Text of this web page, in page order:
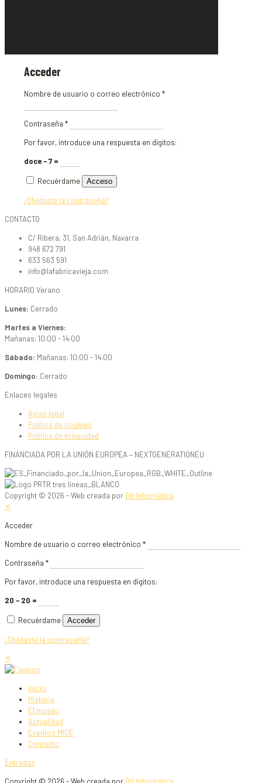
Acceder
Nombre de usuario o correo electrónico *Obligatorio
Contraseña *Obligatorio
Por favor, introduce una respuesta en dígitos:
doce − 7 =
Recuérdame Acceso
¿Olvidaste la contraseña?
CONTACTO
C/ Ribera, 31, San Adrián, Navarra
948 672 791
633 563 591
info@lafabricavieja.com
HORARIO Verano
Lunes: Cerrado
Martes a Viernes:
Mañanas: 10:00 - 14:00
Sábado: Mañanas: 10:00 - 14:00
Domingo: Cerrado
Enlaces legales
Aviso legal
Política de cookies
Política de privacidad
FINANCIADA POR LA UNIÓN EUROPEA – NEXTGENERATIONEU
Copyright © 2026 - Web creada por Bit Informática
✕
Acceder
Nombre de usuario o correo electrónico *
Contraseña *
Por favor, introduce una respuesta en dígitos:
20 − 20 =
Recuérdame Acceder
¿Olvidaste la contraseña?
✕
Inicio
Historia
El museo
Actualidad
Eventos MICE
Contacto
Entradas